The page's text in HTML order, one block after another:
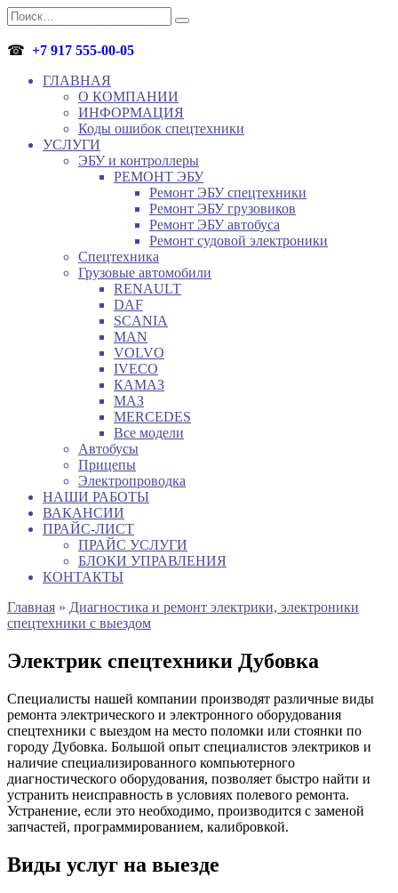
Перейти
к
содержанию
Search
for:
☎ +7 917 555-00-05
ГЛАВНАЯ
О КОМПАНИИ
ИНФОРМАЦИЯ
Коды ошибок спецтехники
УСЛУГИ
ЭБУ и контроллеры
РЕМОНТ ЭБУ
Ремонт ЭБУ спецтехники
Ремонт ЭБУ грузовиков
Ремонт ЭБУ автобуса
Ремонт судовой электроники
Спецтехника
Грузовые автомобили
RENAULT
DAF
SCANIA
MAN
VOLVO
IVECO
КАМАЗ
МАЗ
MERCEDES
Все модели
Автобусы
Прицепы
Электропроводка
НАШИ РАБОТЫ
ВАКАНСИИ
ПРАЙС-ЛИСТ
ПРАЙС УСЛУГИ
БЛОКИ УПРАВЛЕНИЯ
КОНТАКТЫ
Главная » Диагностика и ремонт электрики, электроники
спецтехники с выездом
Электрик спецтехники Дубовка
Специалисты нашей компании производят различные виды
ремонта электрического и электронного оборудования
спецтехники с выездом на место поломки или стоянки по
городу Дубовка. Большой опыт специалистов электриков и
наличие специализированного компьютерного
диагностического оборудования, позволяет быстро найти и
устранить неисправность в условиях полевого ремонта.
Устранение, если это необходимо, производится с заменой
запчастей, программированием, калибровкой.
Виды услуг на выезде